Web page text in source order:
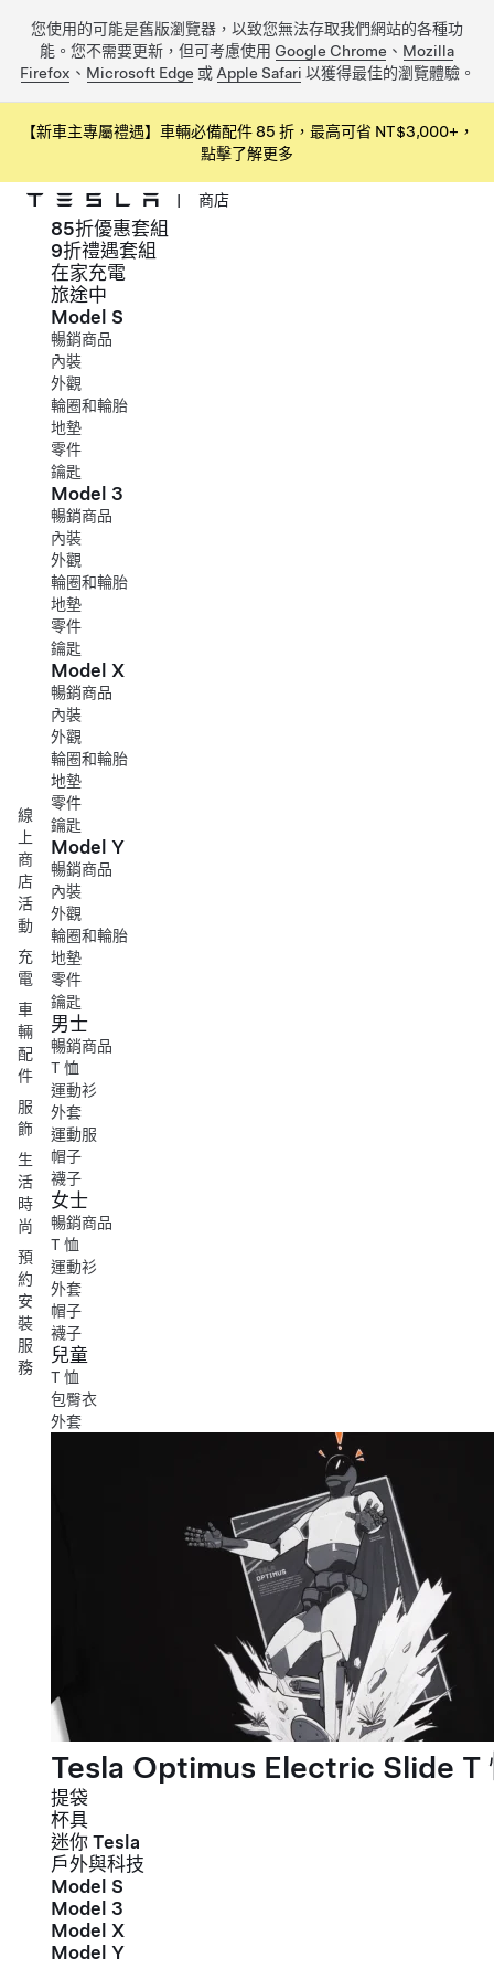
您使用的可能是舊版瀏覽器，以致您無法存取我們網站的各種功
能。您不需要更新，但可考慮使用 Google Chrome 、 Mozilla
Firefox 、 Microsoft Edge 或 Apple Safari 以獲得最佳的瀏覽體驗。
【新車主專屬禮遇】車輛必備配件 85 折，最高可省 NT$3,000+，
點擊了解更多
跳到主要內容
| 商店
線
上
商
店
活
動
充
電
車
輛
配
件
服
飾
生
活
時
尚
預
約
安
裝
服
務
85折優惠套組
9折禮遇套組
在家充電
旅途中
Model S
暢銷商品
內裝
外觀
輪圈和輪胎
地墊
零件
鑰匙
Model 3
暢銷商品
內裝
外觀
輪圈和輪胎
地墊
零件
鑰匙
Model X
暢銷商品
內裝
外觀
輪圈和輪胎
地墊
零件
鑰匙
Model Y
暢銷商品
內裝
外觀
輪圈和輪胎
地墊
零件
鑰匙
男士
暢銷商品
T 恤
運動衫
外套
運動服
帽子
襪子
女士
暢銷商品
T 恤
運動衫
外套
帽子
襪子
兒童
T 恤
包臀衣
外套
Tesla Optimus Electric Slide T
提袋
杯具
迷你 Tesla
戶外與科技
Model S
Model 3
Model X
Model Y